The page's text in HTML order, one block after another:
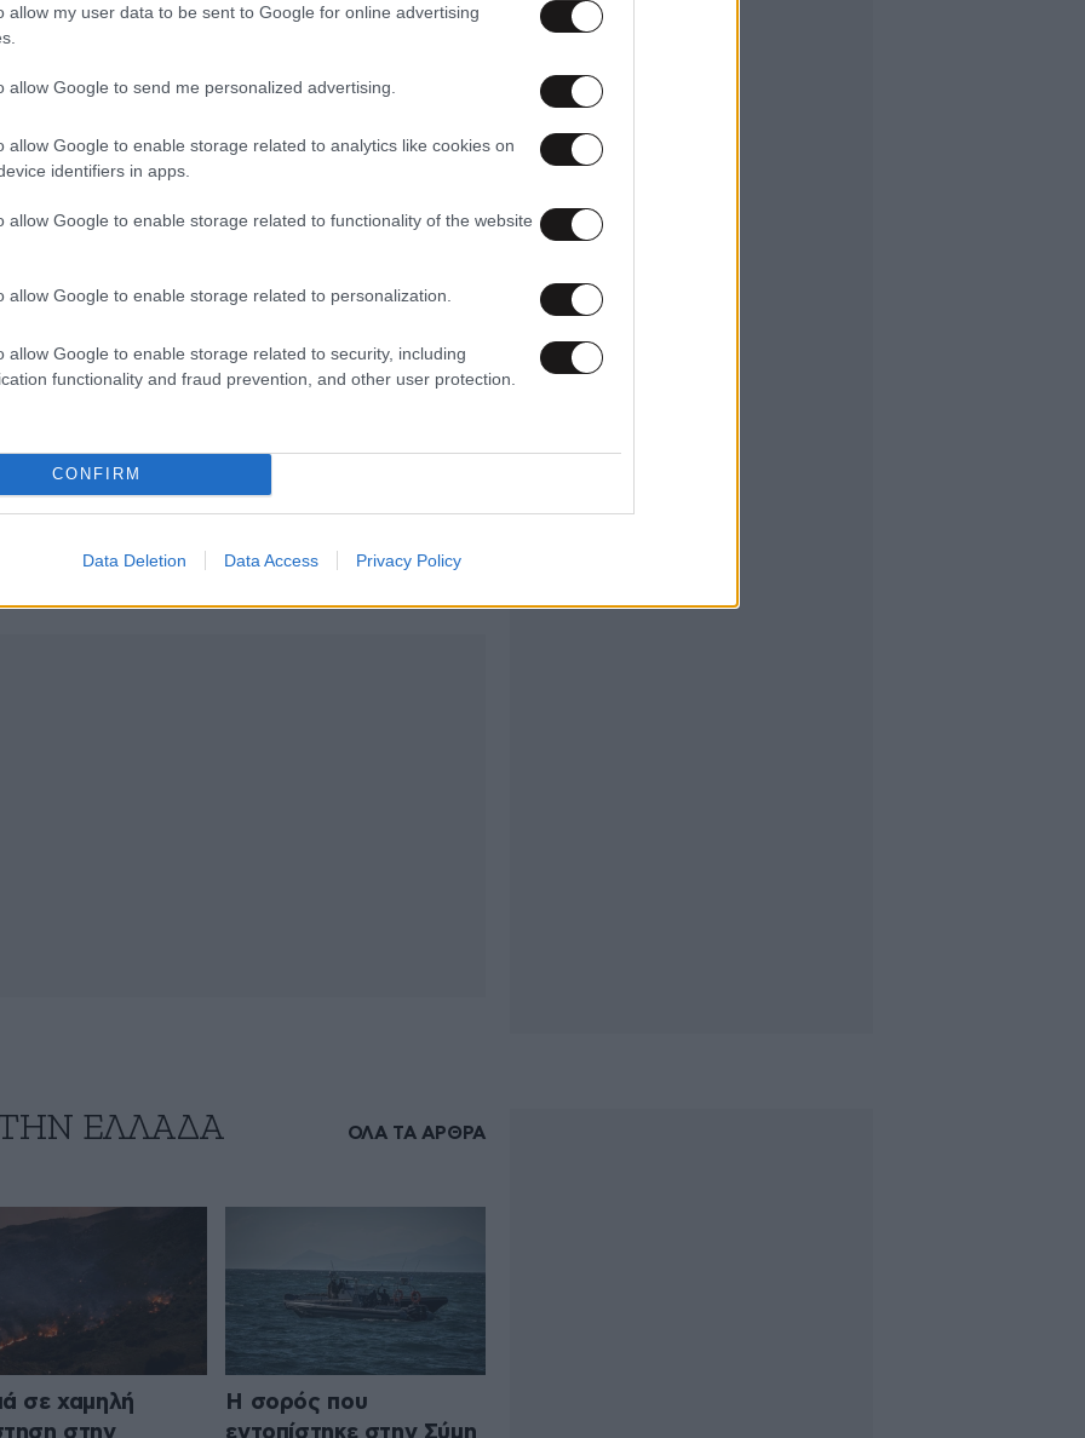
allow my user data to be sent to Google for online advertising
allow Google to send me personalized advertising.
allow Google to enable storage related to analytics like cookies on
identifiers in apps.
allow Google to enable storage related to functionality of the website
allow Google to enable storage related to personalization.
allow Google to enable storage related to security, including
functionality and fraud prevention, and other user protection.
CONFIRM
Data Deletion Data Access Privacy Policy
το σωφρονιστικό σύστημα
τραυματίες από τη συμπλοκή στον Κορυδαλλό
με 2 νεκρούς στον Κορυδαλλό
ΕΛΛΑΔΑ ΟΛΑ ΤΑ ΑΡΘΡΑ
σε χαμηλή
στην
Η σορός που
εντοπίστηκε στην Σύμη